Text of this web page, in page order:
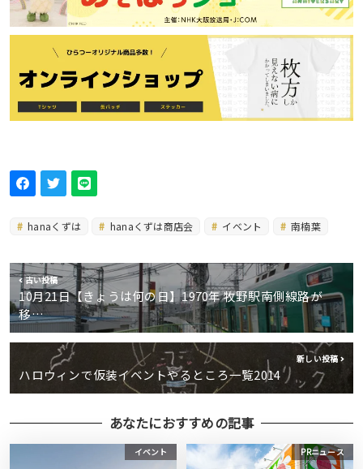
hanaくずは hanaくずは商店会 イベント 南楠葉
古い投稿
10月21日【きょうは何の日】1970年 牧野駅南側線路が
移…
新しい投稿
ハロウィンで仮装イベントやるところ一覧2014
あなたにおすすめの記事
イベント PRニュース